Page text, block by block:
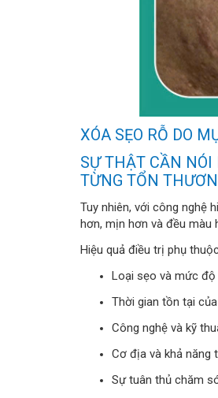
XÓA SẸO RỖ DO
SỰ THẬT CẦN NÓI
TỪNG TỔN
Tuy nhiên, với công nghệ
hơn, mịn hơn và đều màu
Hiệu quả điều trị phụ
Loại sẹo và mức
Thời gian tồn tại
Công nghệ và kỹ
Cơ địa và khả năng
Sự tuân thủ chăm